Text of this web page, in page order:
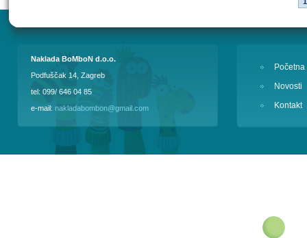
Naklada BoMboN d.o.o.
Podfuščak 14, Zagreb
tel: 099/ 646 04 85
e-mail: nakladabombon@gmail.com
Početna
Novosti
Kontakt